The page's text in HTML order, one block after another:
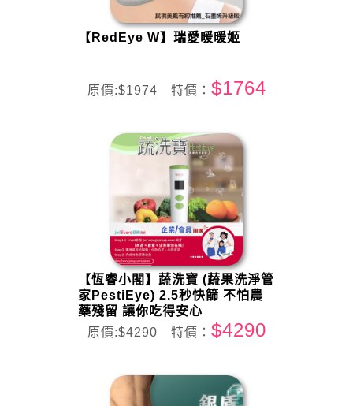
【RedEye W】瑞愛暖暖姬
原價:$1974特價： $1764
【恆睿小閣】蔬洗寶 (蔬果洗淨管
家PestiEye) 2.5秒快篩 不怕農
藥殘留 讓你吃得安心
原價:$4290特價： $4290